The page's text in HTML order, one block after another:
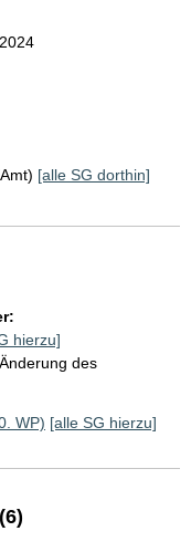
[alle SG dorthin]
hierzu]
des
WP) [alle SG hierzu]